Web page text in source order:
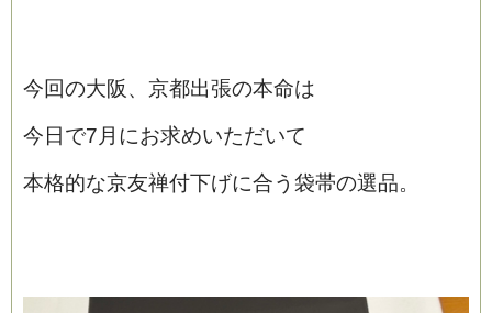
今回の大阪、京都出張の本命は
今日で7月にお求めいただいて
本格的な京友禅付下げに合う袋帯の選品。